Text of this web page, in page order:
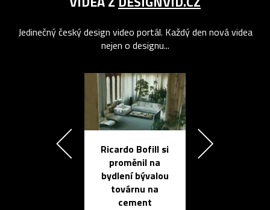
Jedinečný český design video portál. Každý den nová videa
nejen o designu...
Ricardo Bofill si
proměnil na
bydlení bývalou
továrnu na
cement